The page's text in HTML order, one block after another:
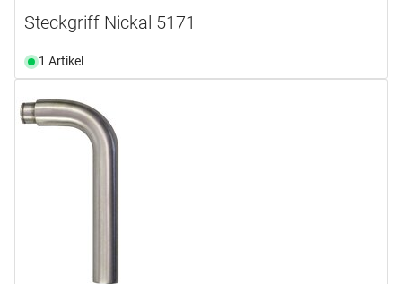
Steckgriff Nickal 5171
1 Artikel